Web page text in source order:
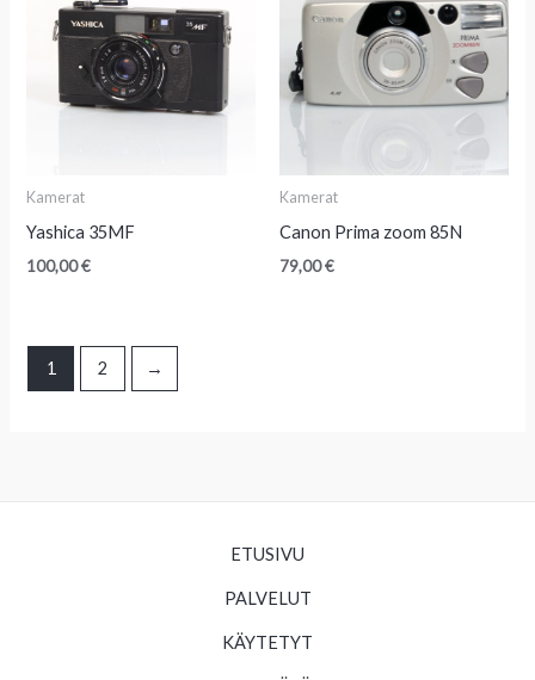
Kamerat
Yashica 35MF
100,00€
Kamerat
Canon Prima zoom 85N
79,00€
1 2 →
ETUSIVU
PALVELUT
KÄYTETYT